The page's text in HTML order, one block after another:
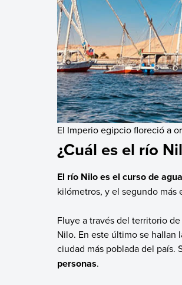
El Imperio egipcio floreció a
¿Cuál es el río
El río Nilo es el curso de
kilómetros, y el segundo más
Fluye a través del territorio
Nilo. En este último se hallan
ciudad más poblada del país.
personas.